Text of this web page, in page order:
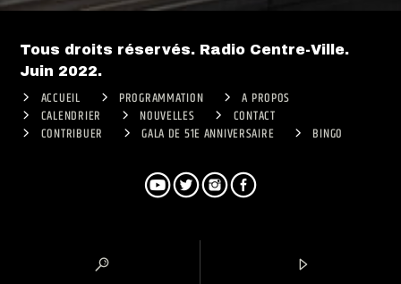
Tous droits réservés. Radio Centre-Ville.
Juin 2022.
ACCUEIL PROGRAMMATION
A PROPOS
CALENDRIER
NOUVELLES
CONTACT
CONTRIBUER
GALA DE 51E ANNIVERSAIRE BINGO